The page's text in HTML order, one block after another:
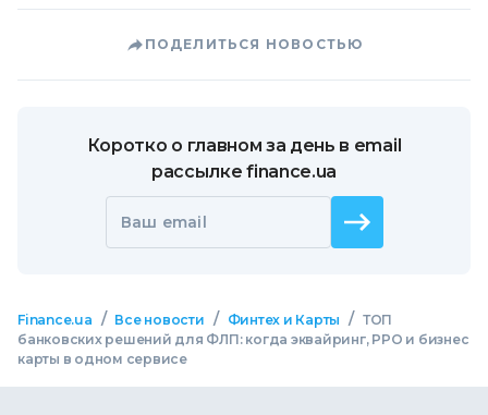
ПОДЕЛИТЬСЯ НОВОСТЬЮ
Коротко о главном за день в email
рассылке finance.ua
Ваш email
Finance.ua / Все новости / Финтех и Карты / ТОП
банковских решений для ФЛП: когда эквайринг, РРО и бизнес
карты в одном сервисе